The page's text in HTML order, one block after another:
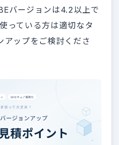
バージョンは4.2以上で
っている方は適切なタ
アップをご検討くださ